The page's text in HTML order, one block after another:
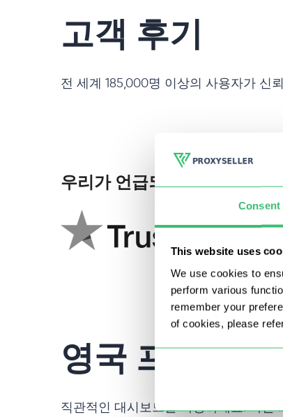
Consent
This website uses
We use cookies to
perform various
remember your
of cookies, please
고객 후기
전 세계 185,000명 이상의 사용자가 신
우리가 언급되었습니다:
영국 프록시
직관적인 대시보드를 사용하세요: 빠른